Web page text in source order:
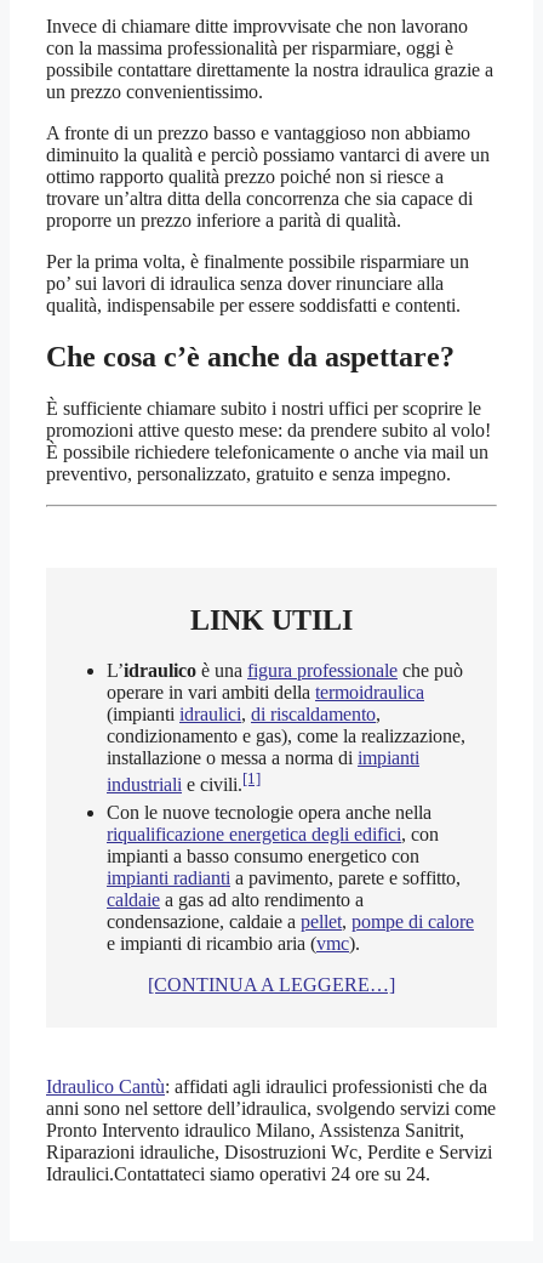
Invece di chiamare ditte improvvisate che non lavorano
con la massima professionalità per risparmiare, oggi è
possibile contattare direttamente la nostra idraulica grazie a
un prezzo convenientissimo.
A fronte di un prezzo basso e vantaggioso non abbiamo
diminuito la qualità e perciò possiamo vantarci di avere un
ottimo rapporto qualità prezzo poiché non si riesce a
trovare un’altra ditta della concorrenza che sia capace di
proporre un prezzo inferiore a parità di qualità.
Per la prima volta, è finalmente possibile risparmiare un
po’ sui lavori di idraulica senza dover rinunciare alla
qualità, indispensabile per essere soddisfatti e contenti.
Che cosa c’è anche da aspettare?
È sufficiente chiamare subito i nostri uffici per scoprire le
promozioni attive questo mese: da prendere subito al volo!
È possibile richiedere telefonicamente o anche via mail un
preventivo, personalizzato, gratuito e senza impegno.
LINK UTILI
L’idraulico è una figura professionale che può
operare in vari ambiti della termoidraulica
(impianti idraulici, di riscaldamento,
condizionamento e gas), come la realizzazione,
installazione o messa a norma di impianti
industriali e civili.[1]
Con le nuove tecnologie opera anche nella
riqualificazione energetica degli edifici, con
impianti a basso consumo energetico con
impianti radianti a pavimento, parete e soffitto,
caldaie a gas ad alto rendimento a
condensazione, caldaie a pellet, pompe di calore
e impianti di ricambio aria (vmc).
[CONTINUA A LEGGERE…]
Idraulico Cantù: affidati agli idraulici professionisti che da
anni sono nel settore dell’idraulica, svolgendo servizi come
Pronto Intervento idraulico Milano, Assistenza Sanitrit,
Riparazioni idrauliche, Disostruzioni Wc, Perdite e Servizi
Idraulici.Contattateci siamo operativi 24 ore su 24.